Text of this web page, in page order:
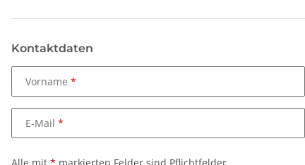
Kontaktdaten
Vorname
E-Mail